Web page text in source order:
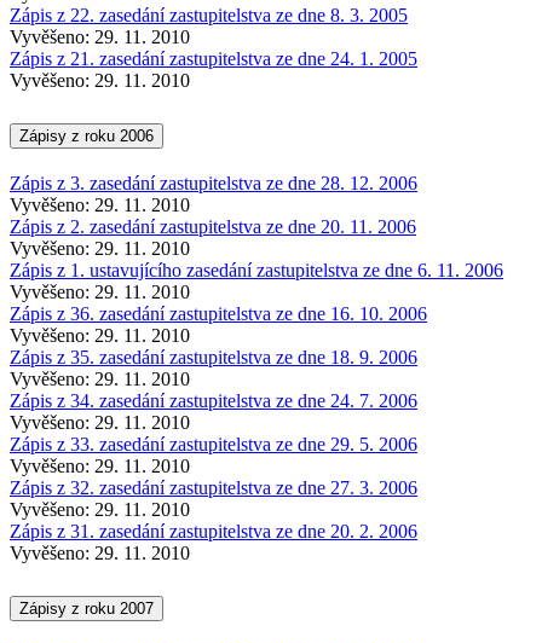
Zápis z 22. zasedání zastupitelstva ze dne 8. 3. 2005
Vyvěšeno: 29. 11. 2010
Zápis z 21. zasedání zastupitelstva ze dne 24. 1. 2005
Vyvěšeno: 29. 11. 2010
Zápisy z roku 2006
Zápis z 3. zasedání zastupitelstva ze dne 28. 12. 2006
Vyvěšeno: 29. 11. 2010
Zápis z 2. zasedání zastupitelstva ze dne 20. 11. 2006
Vyvěšeno: 29. 11. 2010
Zápis z 1. ustavujícího zasedání zastupitelstva ze dne 6. 11. 2006
Vyvěšeno: 29. 11. 2010
Zápis z 36. zasedání zastupitelstva ze dne 16. 10. 2006
Vyvěšeno: 29. 11. 2010
Zápis z 35. zasedání zastupitelstva ze dne 18. 9. 2006
Vyvěšeno: 29. 11. 2010
Zápis z 34. zasedání zastupitelstva ze dne 24. 7. 2006
Vyvěšeno: 29. 11. 2010
Zápis z 33. zasedání zastupitelstva ze dne 29. 5. 2006
Vyvěšeno: 29. 11. 2010
Zápis z 32. zasedání zastupitelstva ze dne 27. 3. 2006
Vyvěšeno: 29. 11. 2010
Zápis z 31. zasedání zastupitelstva ze dne 20. 2. 2006
Vyvěšeno: 29. 11. 2010
Zápisy z roku 2007